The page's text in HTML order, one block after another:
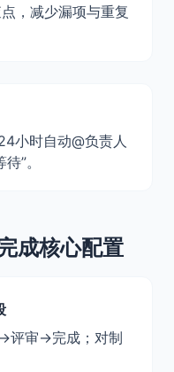
，减少漏项与重复
小时自动@负责人
”。
成核心配置
评审→完成；对制